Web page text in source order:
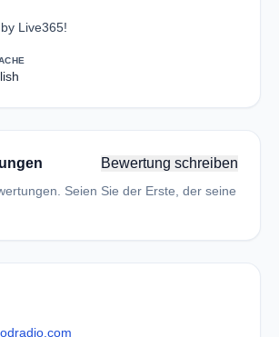
Live365!
Bewertung schreiben
Seien Sie der Erste, der seine